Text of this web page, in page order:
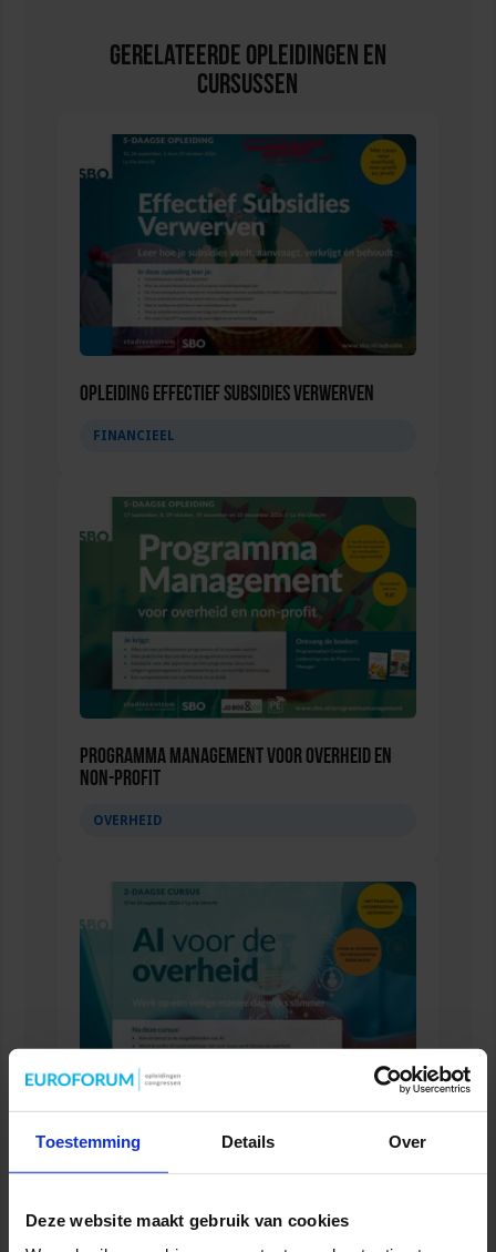
Toestemming Details Over
Deze website maakt gebruik van cookies
Gerelateerde Opleidingen en
Cursussen
Opleiding Effectief subsidies verwerven
FINANCIEEL
Programma Management voor overheid en
non-profit
OVERHEID
Cursus AI voor de overheid